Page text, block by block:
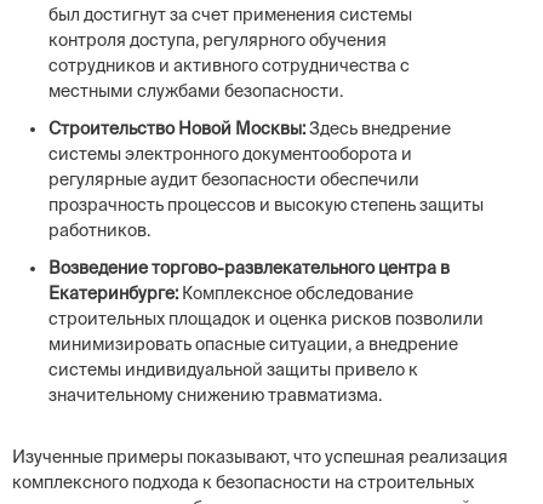
был достигнут за счет применения системы
контроля доступа, регулярного обучения
сотрудников и активного сотрудничества с
местными службами безопасности.
Строительство Новой Москвы:Здесь внедрение
системы электронного документооборота и
регулярные аудит безопасности обеспечили
прозрачность процессов и высокую степень защиты
работников.
Возведение торгово-развлекательного центра в
Екатеринбурге: Комплексное обследование
строительных площадок и оценка рисков позволили
минимизировать опасные ситуации, а внедрение
системы индивидуальной защиты привело к
значительному снижению травматизма.
Изученные примеры показывают, что успешная реализация
комплексного подхода к безопасности на строительных